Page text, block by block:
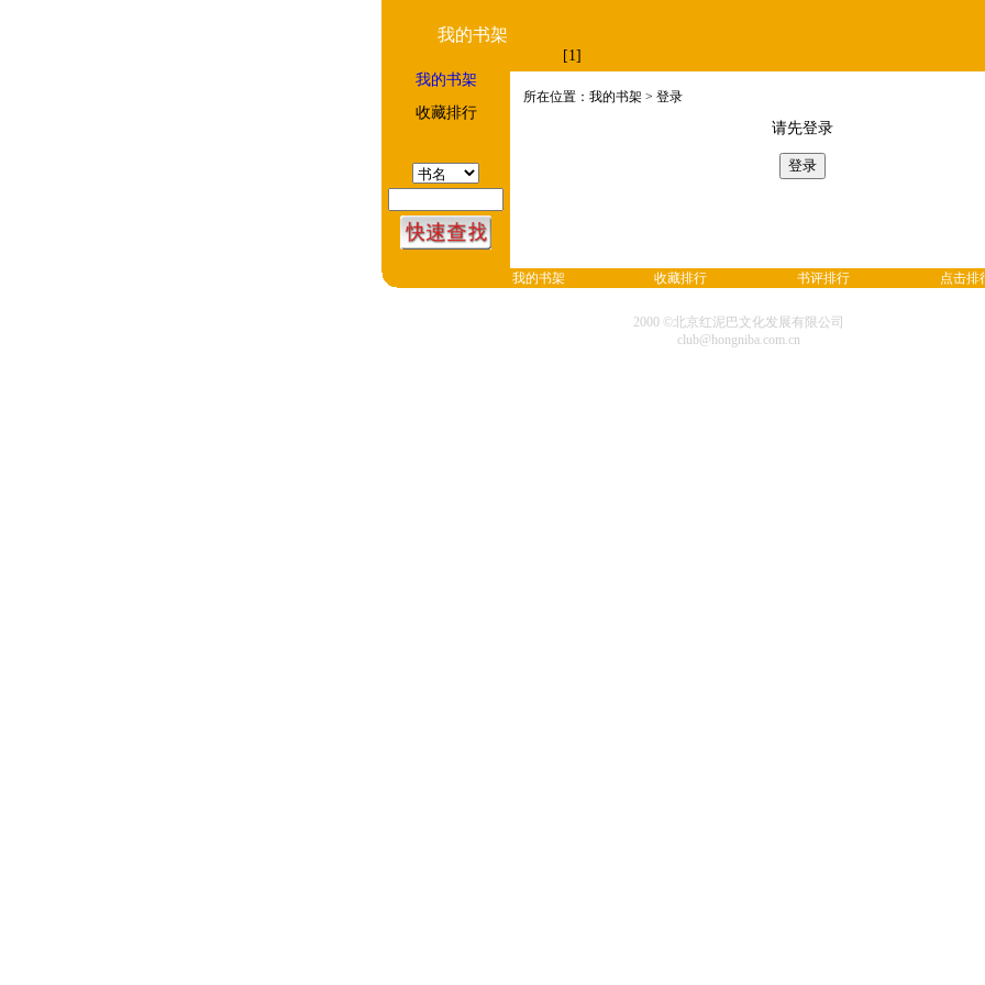
我的书架
[1]
我的书架
收藏排行
所在位置：我的书架 > 登录
请先登录
我的书架 收藏排行 书评排行 点击排
2000 ©北京红泥巴文化发展有限公司
club@hongniba.com.cn